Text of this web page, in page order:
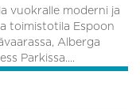
vuokralle moderni ja
toimistotila Espoon
Alberga
Parkissa....